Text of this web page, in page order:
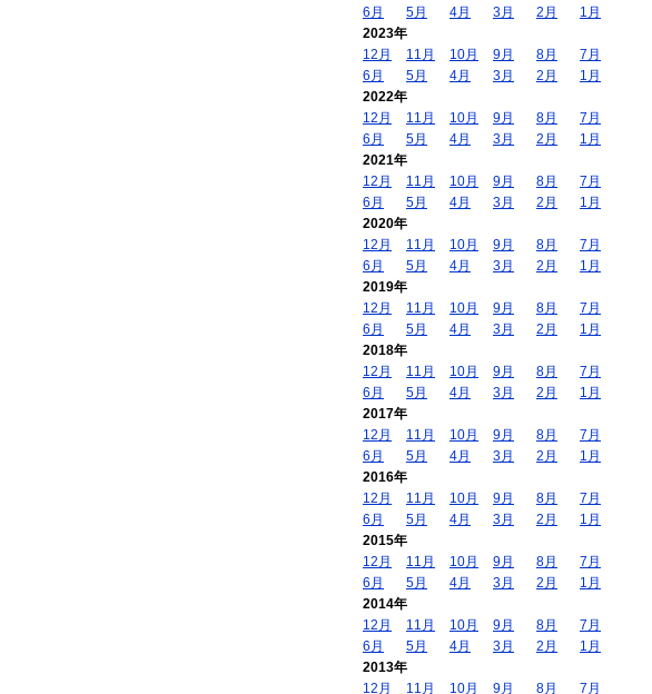
6月
5月 4月 3月 2月
1月
2023年
12月
11月 10月 9月 8月
7月
6月
5月 4月 3月 2月
1月
2022年
12月
11月 10月 9月 8月
7月
6月
5月 4月 3月 2月
1月
2021年
12月
11月 10月 9月 8月
7月
6月
5月 4月 3月 2月
1月
2020年
12月
11月 10月 9月 8月
7月
6月
5月 4月 3月 2月
1月
2019年
12月
11月 10月 9月 8月
7月
6月
5月 4月 3月 2月
1月
2018年
12月
11月 10月 9月 8月
7月
6月
5月 4月 3月 2月
1月
2017年
12月
11月 10月 9月 8月
7月
6月
5月 4月 3月 2月
1月
2016年
12月
11月 10月 9月 8月
7月
6月
5月 4月 3月 2月
1月
2015年
12月
11月 10月 9月 8月
7月
6月
5月 4月 3月 2月
1月
2014年
12月
11月 10月 9月 8月
7月
6月
5月 4月 3月 2月
1月
2013年
12月
11月 10月 9月 8月 7月